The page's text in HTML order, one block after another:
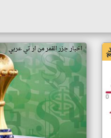
اخبار جزر القمر من ار تي عربي